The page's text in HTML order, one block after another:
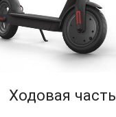
Ходовая часть